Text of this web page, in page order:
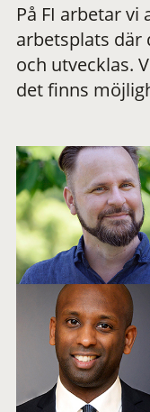
flexibel
På FI arbetar
arbetsplats där
och utvecklas.
det finns